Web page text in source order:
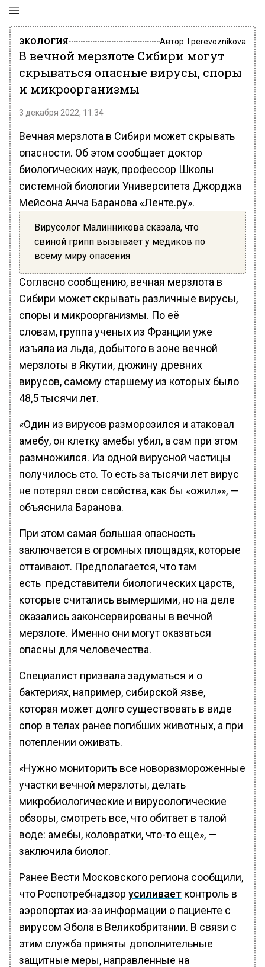
ЭКОЛОГИЯ Автор: l.perevoznikova
В вечной мерзлоте Сибири могут
скрываться опасные вирусы, споры
и микроорганизмы
3 декабря 2022, 11:34
Вечная мерзлота в Сибири может скрывать
опасности. Об этом сообщает доктор
биологических наук, профессор Школы
системной биологии Университета Джорджа
Мейсона Анча Баранова «Ленте.ру».
Вирусолог Малинникова сказала, что
свиной грипп вызывает у медиков по
всему миру опасения
Согласно сообщению, вечная мерзлота в
Сибири может скрывать различные вирусы,
споры и микроорганизмы. По её
словам, группа ученых из Франции уже
изъяла из льда, добытого в зоне вечной
мерзлоты в Якутии, дюжину древних
вирусов, самому старшему из которых было
48,5 тысячи лет.
«Один из вирусов разморозился и атаковал
амебу, он клетку амебы убил, а сам при этом
размножился. Из одной вирусной частицы
получилось сто. То есть за тысячи лет вирус
не потерял свои свойства, как бы «ожил»», —
объяснила Баранова.
При этом самая большая опасность
заключается в огромных площадях, которые
оттаивают. Предполагается, что там
есть представители биологических царств,
которые считались вымершими, но на деле
оказались законсервированы в вечной
мерзлоте. Именно они могут оказаться
опасны для человечества.
Специалист призвала задуматься и о
бактериях, например, сибирской язве,
которая может долго существовать в виде
спор в телах ранее погибших животных, а при
потеплении оживать.
«Нужно мониторить все новоразмороженные
участки вечной мерзлоты, делать
микробиологические и вирусологические
обзоры, смотреть все, что обитает в талой
воде: амебы, коловратки, что-то еще», —
заключила биолог.
Ранее Вести Московского региона сообщили,
что Роспотребнадзор усиливает контроль в
аэропортах из-за информации о пациенте с
вирусом Эбола в Великобритании. В связи с
этим служба приняты дополнительные
защитные меры, направленные на